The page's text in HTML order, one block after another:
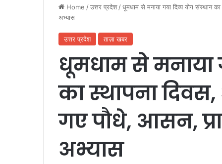
Home /उत्तर प्रदेश /धूमधाम से मनाया गया दिव्य योग संस्थान
अभ्यास
उत्तर प्रदेश ताज़ा खबर
धूमधाम से मनाया
का स्थापना
गए पौधे, आसन,
अभ्यास